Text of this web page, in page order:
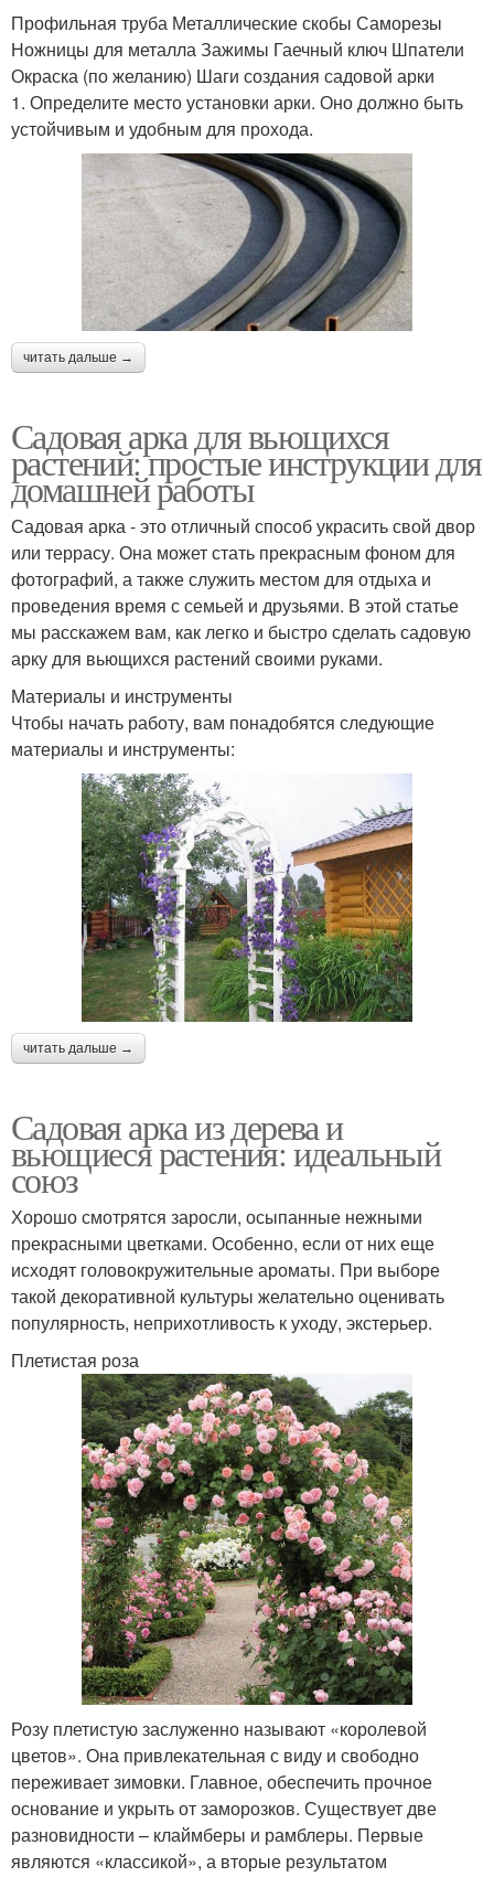
Профильная труба Металлические скобы Саморезы
Ножницы для металла Зажимы Гаечный ключ Шпатели
Окраска (по желанию) Шаги создания садовой арки
1. Определите место установки арки. Оно должно быть
устойчивым и удобным для прохода.
читать дальше →
Садовая арка для вьющихся
растений: простые инструкции для
домашней работы
Садовая арка - это отличный способ украсить свой двор
или террасу. Она может стать прекрасным фоном для
фотографий, а также служить местом для отдыха и
проведения время с семьей и друзьями. В этой статье
мы расскажем вам, как легко и быстро сделать садовую
арку для вьющихся растений своими руками.
Материалы и инструменты
Чтобы начать работу, вам понадобятся следующие
материалы и инструменты:
читать дальше →
Садовая арка из дерева и
вьющиеся растения: идеальный
союз
Хорошо смотрятся заросли, осыпанные нежными
прекрасными цветками. Особенно, если от них еще
исходят головокружительные ароматы. При выборе
такой декоративной культуры желательно оценивать
популярность, неприхотливость к уходу, экстерьер.
Плетистая роза
Розу плетистую заслуженно называют «королевой
цветов». Она привлекательная с виду и свободно
переживает зимовки. Главное, обеспечить прочное
основание и укрыть от заморозков. Существует две
разновидности – клаймберы и рамблеры. Первые
являются «классикой», а вторые результатом